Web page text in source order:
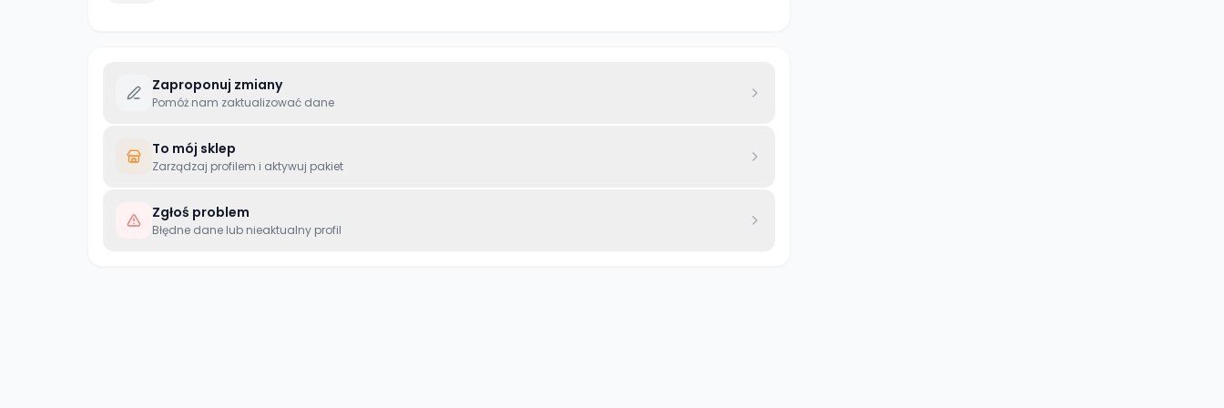
Zaproponuj zmiany
Pomóż nam zaktualizować dane
To mój sklep
Zarządzaj profilem i aktywuj pakiet
Zgłoś problem
Błędne dane lub nieaktualny profil